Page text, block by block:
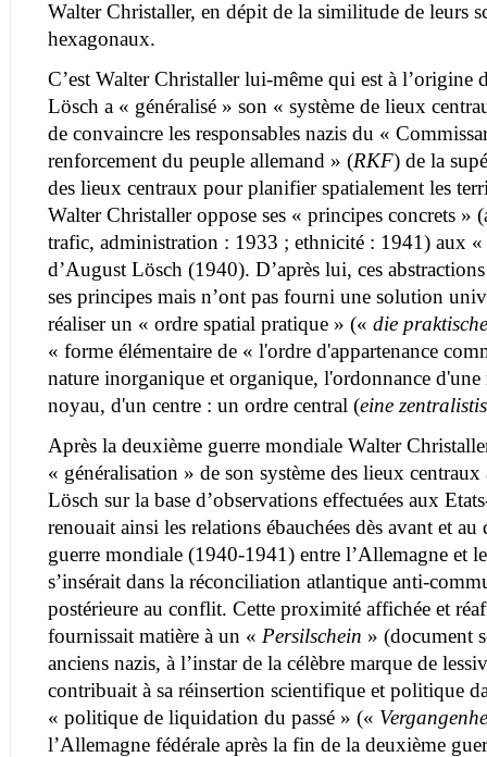
Walter Christaller, en dépit de la similitude de leurs
hexagonaux.
C’est Walter Christaller lui-même qui est à l’origine
Lösch a « généralisé » son « système de lieux
de convaincre les responsables nazis du «
renforcement du peuple allemand » (RKF) de la
des lieux centraux pour planifier spatialement les
Walter Christaller oppose ses « principes concrets »
trafic, administration : 1933 ; ethnicité : 1941) aux «
d’August Lösch (1940). D’après lui, ces
ses principes mais n’ont pas fourni une solution
réaliser un « ordre spatial pratique » (« die
« forme élémentaire de « l'ordre d'appartenance
nature inorganique et organique, l'ordonnance d'une
noyau, d'un centre : un ordre central (eine
Après la deuxième guerre mondiale Walter
« généralisation » de son système des lieux
Lösch sur la base d’observations effectuées aux
renouait ainsi les relations ébauchées dès avant et
guerre mondiale (1940-1941) entre l’Allemagne et
s’insérait dans la réconciliation atlantique anti-
postérieure au conflit. Cette proximité affichée et
fournissait matière à un « Persilschein » (document
anciens nazis, à l’instar de la célèbre marque de
contribuait à sa réinsertion scientifique et politique
« politique de liquidation du passé » («
l’Allemagne fédérale après la fin de la deuxième